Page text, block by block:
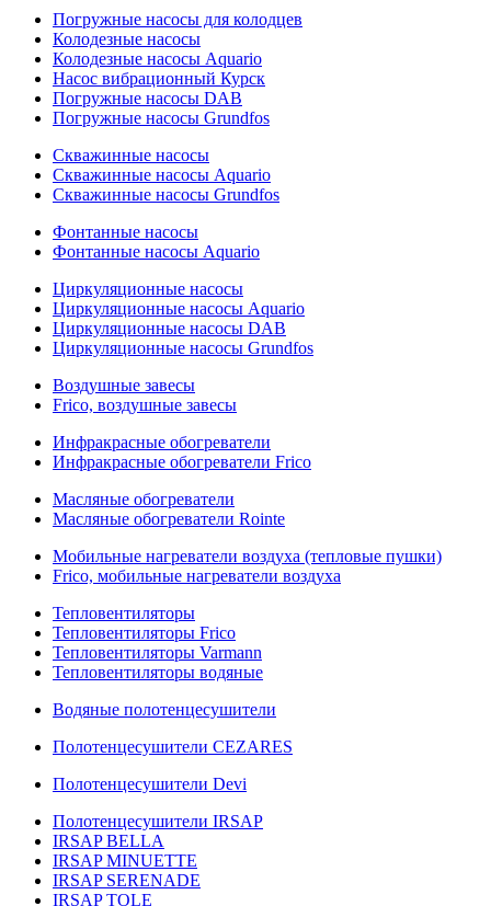
Погружные насосы для колодцев
Колодезные насосы
Колодезные насосы Aquario
Насос вибрационный Курск
Погружные насосы DAB
Погружные насосы Grundfos
Скважинные насосы
Скважинные насосы Aquario
Скважинные насосы Grundfos
Фонтанные насосы
Фонтанные насосы Aquario
Циркуляционные насосы
Циркуляционные насосы Aquario
Циркуляционные насосы DAB
Циркуляционные насосы Grundfos
Воздушные завесы
Frico, воздушные завесы
Инфракрасные обогреватели
Инфракрасные обогреватели Frico
Масляные обогреватели
Масляные обогреватели Rointe
Мобильные нагреватели воздуха (тепловые пушки)
Frico, мобильные нагреватели воздуха
Тепловентиляторы
Тепловентиляторы Frico
Тепловентиляторы Varmann
Тепловентиляторы водяные
Водяные полотенцесушители
Полотенцесушители CEZARES
Полотенцесушители Devi
Полотенцесушители IRSAP
IRSAP BELLA
IRSAP MINUETTE
IRSAP SERENADE
IRSAP TOLE